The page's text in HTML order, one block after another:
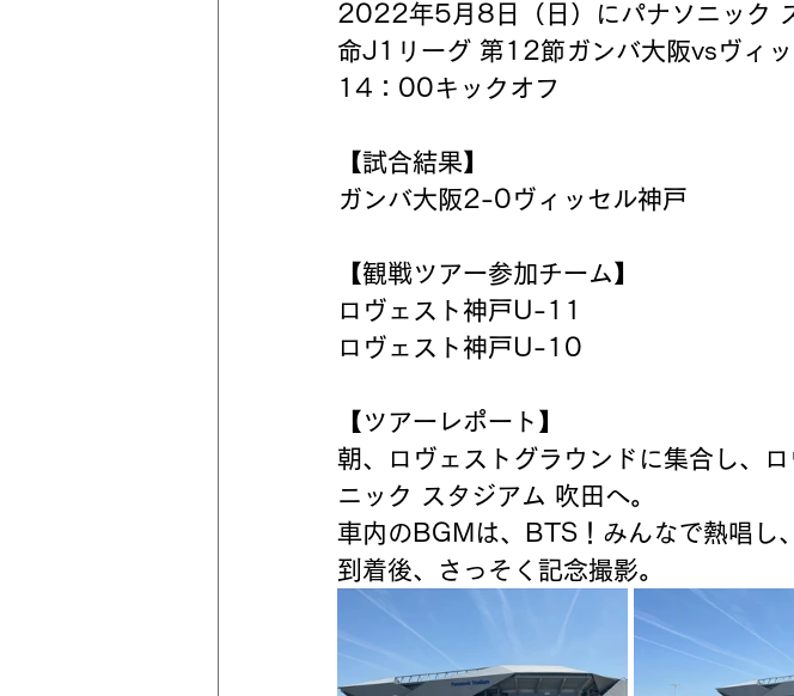
2022年5月8日（日）にパナソニック
命J1リーグ 第12節ガンバ大阪vsヴィ
14：00キックオフ
【試合結果】
ガンバ大阪2-0ヴィッセル神戸
【観戦ツアー参加チーム】
ロヴェスト神戸U-11
ロヴェスト神戸U-10
【ツアーレポート】
朝、ロヴェストグラウンドに集合し、
ニック スタジアム 吹田へ。
車内のBGMは、BTS！みんなで熱唱し
到着後、さっそく記念撮影。